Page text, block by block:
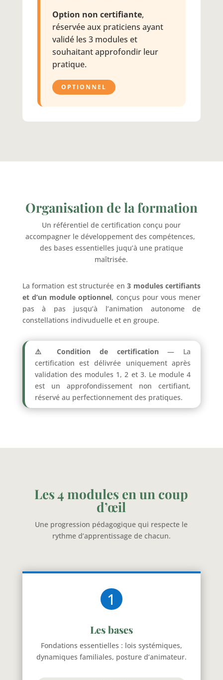
Option non certifiante,
réservée aux praticiens ayant
validé les 3 modules et
souhaitant approfondir leur
pratique.
OPTIONNEL
Organisation de la formation
Un référentiel de certification conçu pour
accompagner le développement des compétences,
des bases essentielles juqu’à une pratique
maîtrisée.
La formation est structurée en 3 modules certifiants
et d’un module optionnel, conçus pour vous mener
pas à pas jusqu’à l’animation autonome de
constellations indivuduelle et en groupe.
⚠️ Condition de certification— La
certification est délivrée uniquement après
validation des modules 1, 2 et 3. Le module 4
est un approfondissement non certifiant,
réservé au perfectionnement des pratiques.
Les 4 modules en un coup
d’œil
Une progression pédagogique qui respecte le
rythme d’apprentissage de chacun.
1
Les bases
Fondations essentielles : lois systémiques,
dynamiques familiales, posture d’animateur.